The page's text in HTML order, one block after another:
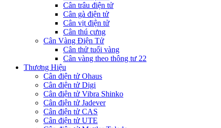
Cân trâu điện tử
Cân gà điện tử
Cân vịt điện tử
Cân thú cưng
Cân Vàng Điện Tử
Cân thử tuổi vàng
Cân vàng theo thông tư 22
Thương Hiệu
Cân điện tử Ohaus
Cân điện tử Digi
Cân điện tử Vibra Shinko
Cân điện tử Jadever
Cân điện tử CAS
Cân điện tử UTE